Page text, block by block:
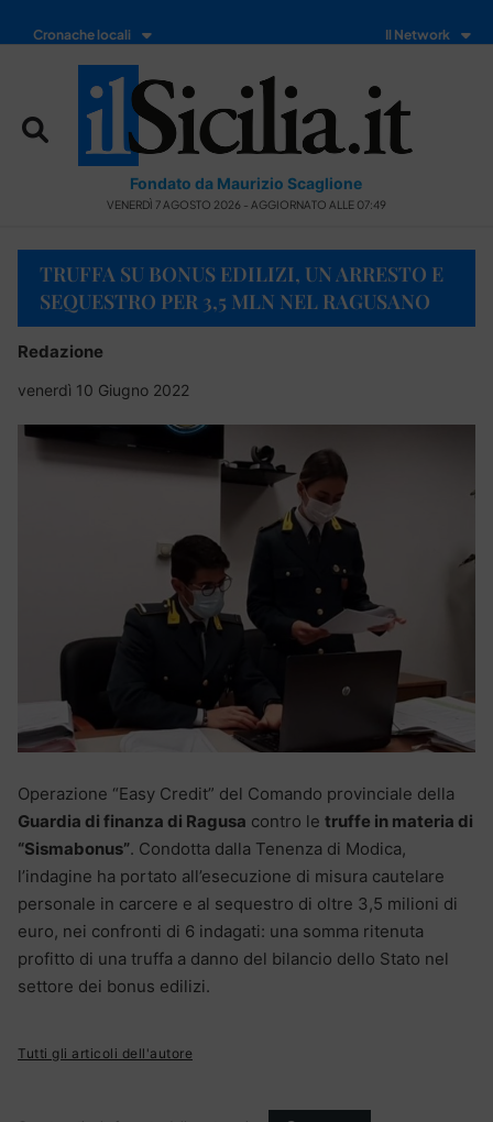
Cronache locali Il Network
Fondato da Maurizio Scaglione
VENERDÌ 7 AGOSTO 2026 - AGGIORNATO ALLE 07:49
TRUFFA SU BONUS EDILIZI, UN ARRESTO E
SEQUESTRO PER 3,5 MLN NEL RAGUSANO
Redazione
venerdì 10 Giugno 2022
Operazione “Easy Credit” del Comando provinciale della
Guardia di finanza di Ragusa contro le truffe in materia di
“Sismabonus”. Condotta dalla Tenenza di Modica,
l’indagine ha portato all’esecuzione di misura cautelare
personale in carcere e al sequestro di oltre 3,5 milioni di
euro, nei confronti di 6 indagati: una somma ritenuta
profitto di una truffa a danno del bilancio dello Stato nel
settore dei bonus edilizi.
Tutti gli articoli dell'autore